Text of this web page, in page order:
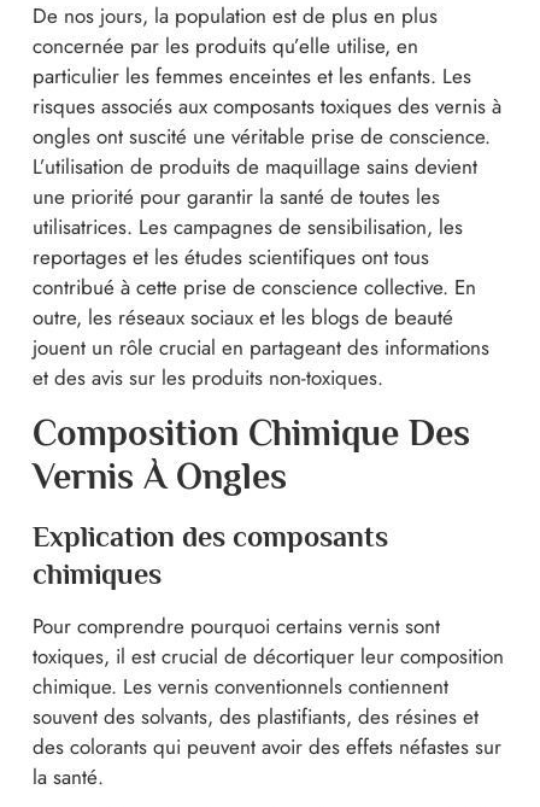
De nos jours, la population est de plus en plus
concernée par les produits qu’elle utilise, en
particulier les femmes enceintes et les enfants. Les
risques associés aux composants toxiques des vernis à
ongles ont suscité une véritable prise de conscience.
L’utilisation de produits de maquillage sains devient
une priorité pour garantir la santé de toutes les
utilisatrices. Les campagnes de sensibilisation, les
reportages et les études scientifiques ont tous
contribué à cette prise de conscience collective. En
outre, les réseaux sociaux et les blogs de beauté
jouent un rôle crucial en partageant des informations
et des avis sur les produits non-toxiques.
Composition Chimique Des
Vernis À Ongles
Explication des composants
chimiques
Pour comprendre pourquoi certains vernis sont
toxiques, il est crucial de décortiquer leur composition
chimique. Les vernis conventionnels contiennent
souvent des solvants, des plastifiants, des résines et
des colorants qui peuvent avoir des effets néfastes sur
la santé.